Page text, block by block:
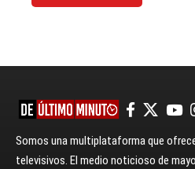
Somos una multiplataforma que
televisivos. El medio noticioso de